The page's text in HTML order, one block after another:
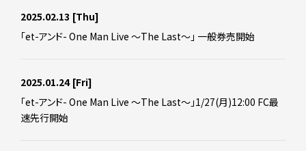
2025.02.13 [Thu]
「et-アンド- One Man Live ～The Last～」 一般券売開始
2025.01.24 [Fri]
「et-アンド- One Man Live ～The Last～」1/27(月)12:00 FC最
速先行開始